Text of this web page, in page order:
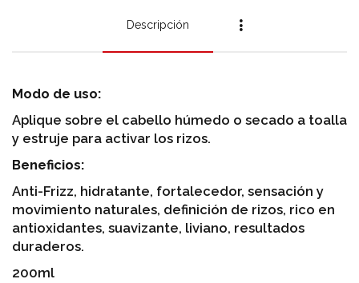
Descripción
Modo de uso:
Aplique sobre el cabello húmedo o secado a toalla
y estruje para activar los rizos.
Beneficios:
Anti-Frizz, hidratante, fortalecedor, sensación y
movimiento naturales, definición de rizos, rico en
antioxidantes, suavizante, liviano, resultados
duraderos.
200ml